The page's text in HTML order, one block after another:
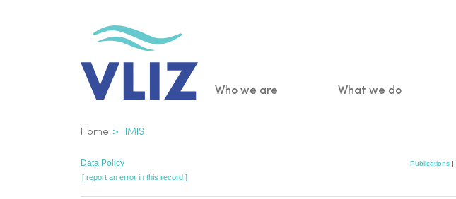
Main
Who we are What we do
Breadcrumb
Home IMIS
Data Policy Publications |
[ report an error in this record ]